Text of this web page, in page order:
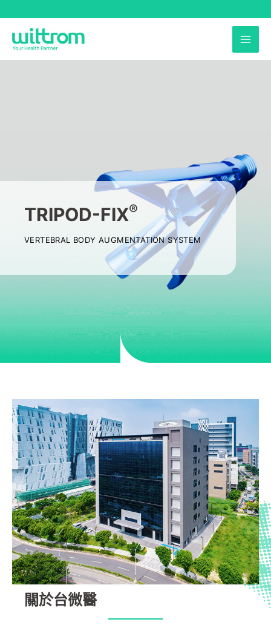
至
TRIPOD-FIX®
VERTEBRAL BODY AUGMENTATION SYSTEM
關於台微醫